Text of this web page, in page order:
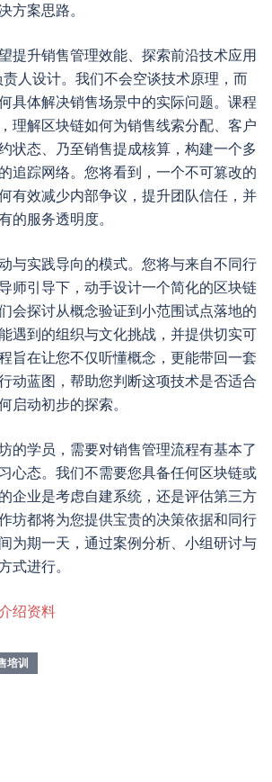
方案思路。
提升销售管理效能、探索前沿技术应用
人设计。我们不会空谈技术原理，而
具体解决销售场景中的实际问题。课程
理解区块链如何为销售线索分配、客户
状态、乃至销售提成核算，构建一个多
追踪网络。您将看到，一个不可篡改的
有效减少内部争议，提升团队信任，并
的服务透明度。
与实践导向的模式。您将与来自不同行
师引导下，动手设计一个简化的区块链
会探讨从概念验证到小范围试点落地的
遇到的组织与文化挑战，并提供切实可
旨在让您不仅听懂概念，更能带回一套
动蓝图，帮助您判断这项技术是否适合
启动初步的探索。
的学员，需要对销售管理流程有基本了
心态。我们不需要您具备任何区块链或
企业是考虑自建系统，还是评估第三方
坊都将为您提供宝贵的决策依据和同行
为期一天，通过案例分析、小组研讨与
式进行。
绍资料
培训